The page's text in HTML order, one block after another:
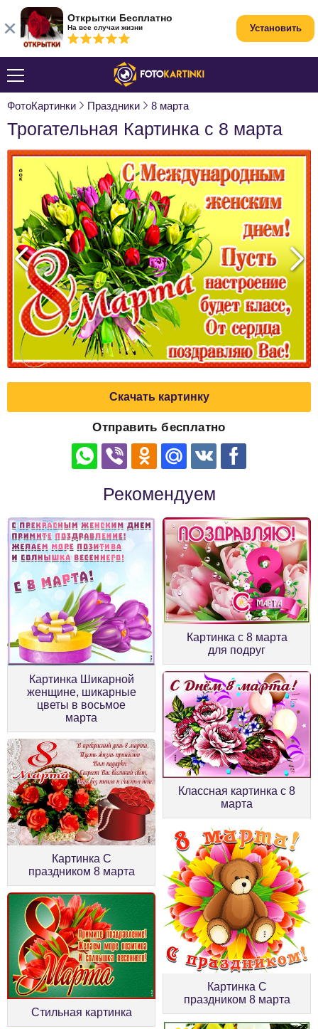
ФотоКартинки Праздники 8 марта
Трогательная Картинка с 8 марта
Скачать картинку
Отправить бесплатно
Рекомендуем
Картинка Шикарной
женщине, шикарные
цветы в восьмое
марта
Картинка с 8 марта
для подруг
Картинка С
праздником 8 марта
Классная картинка с 8
марта
Стильная картинка
Картинка С
праздником 8 марта
Открытки Бесплатно
На все случаи жизни Установить